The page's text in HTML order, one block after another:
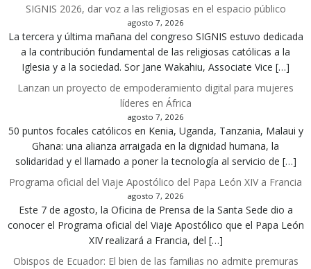
SIGNIS 2026, dar voz a las religiosas en el espacio público
agosto 7, 2026
La tercera y última mañana del congreso SIGNIS estuvo dedicada
a la contribución fundamental de las religiosas católicas a la
Iglesia y a la sociedad. Sor Jane Wakahiu, Associate Vice […]
Lanzan un proyecto de empoderamiento digital para mujeres
líderes en África
agosto 7, 2026
50 puntos focales católicos en Kenia, Uganda, Tanzania, Malaui y
Ghana: una alianza arraigada en la dignidad humana, la
solidaridad y el llamado a poner la tecnología al servicio de […]
Programa oficial del Viaje Apostólico del Papa León XIV a Francia
agosto 7, 2026
Este 7 de agosto, la Oficina de Prensa de la Santa Sede dio a
conocer el Programa oficial del Viaje Apostólico que el Papa León
XIV realizará a Francia, del […]
Obispos de Ecuador: El bien de las familias no admite premuras